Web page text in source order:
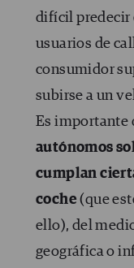
difícil predecir
usuarios de
consumidor
subirse a un
Es importante
autónomos
cumplan
coche (que
ello), del
geográfica o